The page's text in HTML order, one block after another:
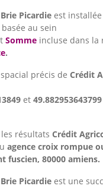
Picardie est
basée au sein
Somme incluse dans la
.
précis de Crédit
et 49.882953643799
résultats Crédit
agence croix rompue
fuscien, 80000 amiens.
Picardie est une